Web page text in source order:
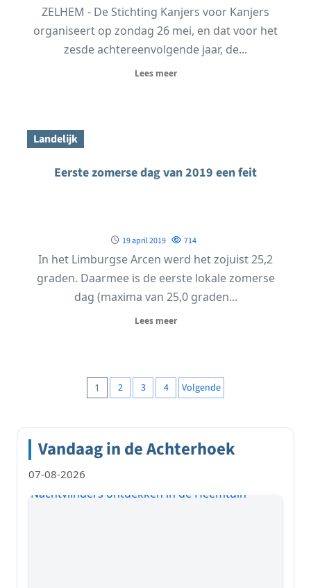
ZELHEM - De Stichting Kanjers voor Kanjers
organiseert op zondag 26 mei, en dat voor het
zesde achtereenvolgende jaar, de...
Lees meer
Landelijk
Eerste zomerse dag van 2019 een feit
19 april 2019 714
In het Limburgse Arcen werd het zojuist 25,2
graden. Daarmee is de eerste lokale zomerse
dag (maxima van 25,0 graden...
Lees meer
Berichten
1 2 3 4 Volgende
Vandaag in de Achterhoek
07-08-2026